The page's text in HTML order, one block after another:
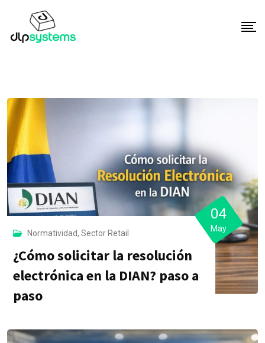
Normatividad, Sector Retail
¿Cómo solicitar la resolución
electrónica en la DIAN? paso a
paso
04
May